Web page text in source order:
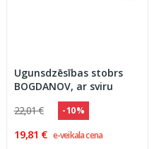
Ugunsdzēsības stobrs
BOGDANOV, ar sviru
22,01 €
- 10 %
19,81 € e-veikala cena